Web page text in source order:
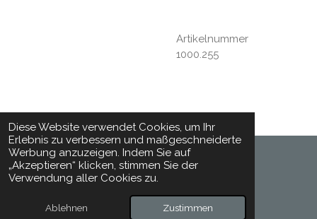
Diese Website verwendet Cookies, um Ihr
Erlebnis zu verbessern und maßgeschneiderte
Werbung anzuzeigen. Indem Sie auf
„Akzeptieren“ klicken, stimmen Sie der
Verwendung aller Cookies zu.
Ablehnen Zustimmen
Artikelnummer
1000.255
© 2024 - 2026 Toepferhaft